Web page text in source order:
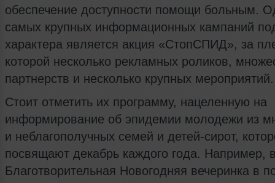
обеспечение доступности помощи больным.
самых крупных информационных кампаний
характера является акция «СтопСПИД», за
которой несколько рекламных роликов,
партнерств и несколько крупных мероприятий.
Стоит отметить их программу, нацеленную на
информирование об эпидемии молодежи из
и неблагополучных семей и детей-сирот,
посвящают декабрь каждого года. Например,
Благотворительная Новогодняя вечеринка в